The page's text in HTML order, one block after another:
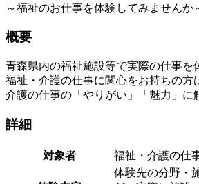
～福祉のお仕事を体験してみませんか
概要
青森県内の福祉施設等で実際の仕事を
福祉・介護の仕事に関心をお持ちの方
介護の仕事の「やりがい」「魅力」に
詳細
対象者 福祉・介護の仕
体験先の分野・